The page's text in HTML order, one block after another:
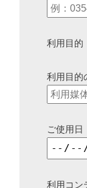
利用目的
利用目的
ご使用日
利用コン